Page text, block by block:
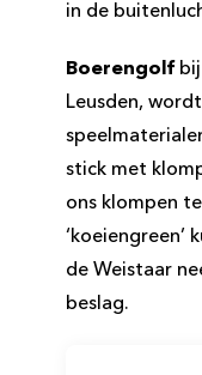
in de
Boerengolf
Leusden,
stick met
ons klompen
‘koeiengreen’
de Weistaar
beslag.